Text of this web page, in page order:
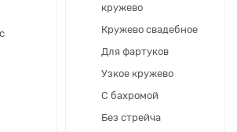
кружево
Кружево свадебное
Для фартуков
Узкое кружево
С бахромой
Без стрейча